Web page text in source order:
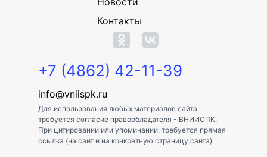
Контакты
+7 (4862) 42-11-39
info@vniispk.ru
Для использования любых материалов сайта
требуется согласие правообладателя - ВНИИСПК.
При цитировании или упоминании, требуется прямая
ссылка (на сайт и на конкретную страницу сайта).